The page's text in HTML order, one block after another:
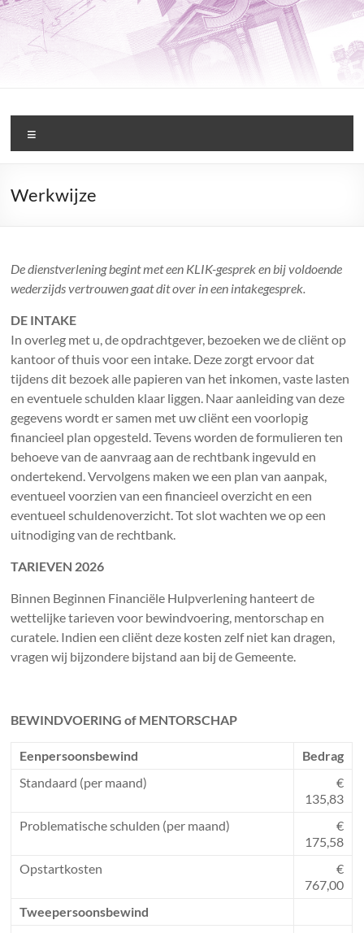
Ga
naar
inhoud
Binnen
Beginnen
Hulpverlening
Werkwijze
De dienstverlening begint met een KLIK-gesprek en bij voldoende
wederzijds vertrouwen gaat dit over in een intakegesprek.
DE INTAKE
In overleg met u, de opdrachtgever, bezoeken we de cliënt op
kantoor of thuis voor een intake. Deze zorgt ervoor dat
tijdens dit bezoek alle papieren van het inkomen, vaste lasten
en eventuele schulden klaar liggen. Naar aanleiding van deze
gegevens wordt er samen met uw cliënt een voorlopig
financieel plan opgesteld. Tevens worden de formulieren ten
behoeve van de aanvraag aan de rechtbank ingevuld en
ondertekend. Vervolgens maken we een plan van aanpak,
eventueel voorzien van een financieel overzicht en een
eventueel schuldenoverzicht. Tot slot wachten we op een
uitnodiging van de rechtbank.
TARIEVEN 2026
Binnen Beginnen Financiële Hulpverlening hanteert de
wettelijke tarieven voor bewindvoering, mentorschap en
curatele. Indien een cliënt deze kosten zelf niet kan dragen,
vragen wij bijzondere bijstand aan bij de Gemeente.
BEWINDVOERING of MENTORSCHAP
Eenpersoonsbewind
Bedrag
Standaard (per maand)
€
135,83
Problematische schulden (per maand)
€
175,58
Opstartkosten
€
767,00
Tweepersoonsbewind